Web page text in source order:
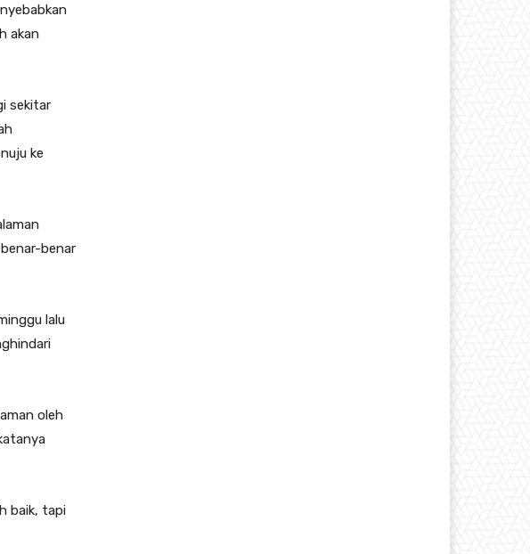
akan
sekitar
ke
benar
lalu
oleh
baik, tapi